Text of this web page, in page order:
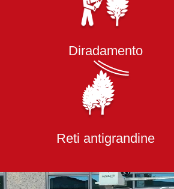
Diradamento
Reti antigrandine